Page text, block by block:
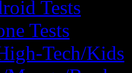
Tests
Tests
Tech/Kids